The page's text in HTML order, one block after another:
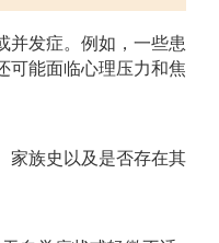
并发症。例如，一些患
可能面临心理压力和焦
家族史以及是否存在其